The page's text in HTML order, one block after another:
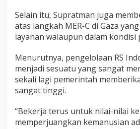
Selain itu, Supratman juga
atas langkah MER-C di Gaza
layanan walaupun dalam kondisi
Menurutnya, pengelolaan RS
menjadi sesuatu yang sangat
sekali lagi pemerintah
sangat tinggi.
“Bekerja terus untuk nilai-nilai
memperjuangkan kemanusian